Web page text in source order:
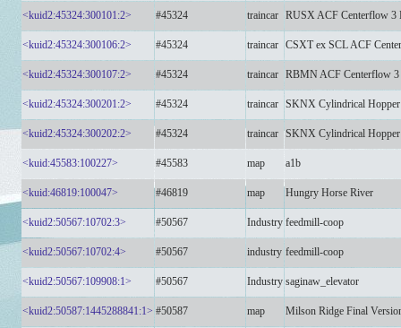
<kuid2:45324:300101:2> #45324 traincar RUSX ACF Centerflow 3
<kuid2:45324:300106:2> #45324 traincar CSXT ex SCL ACF
<kuid2:45324:300107:2> #45324 traincar RBMN ACF Centerflow 3
<kuid2:45324:300201:2> #45324 traincar SKNX Cylindrical Hopper
<kuid2:45324:300202:2> #45324 traincar SKNX Cylindrical
<kuid:45583:100227> #45583 map a1b
<kuid:46819:100047> #46819 map Hungry Horse River
<kuid2:50567:10702:3> #50567 Industry feedmill-coop
<kuid2:50567:10702:4> #50567 industry feedmill-coop
<kuid2:50567:109908:1> #50567 Industry saginaw_elevator
<kuid2:50587:1445288841:1> #50587 map Milson Ridge Final